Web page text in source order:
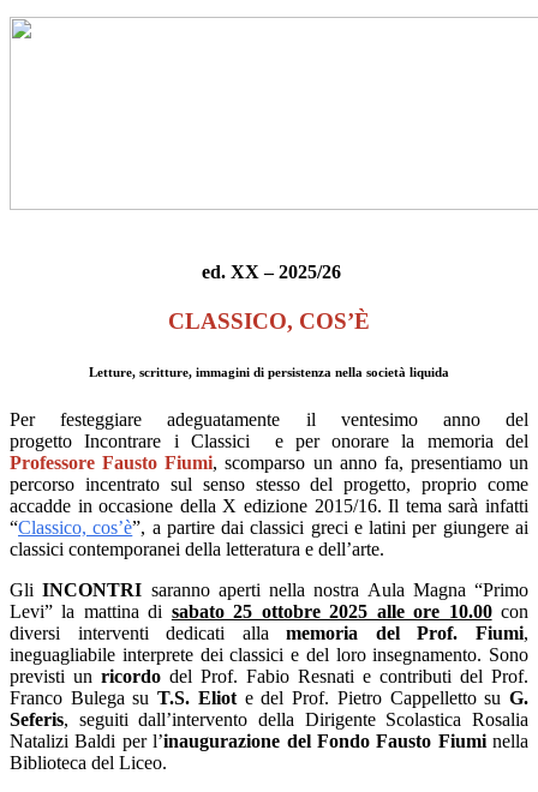
ed. XX – 2025/26
CLASSICO, COS’È
Letture, scritture, immagini di persistenza nella società liquida
Per festeggiare adeguatamente il ventesimo anno del
progettoIncontrare i Classici e per onorare la memoria del
Professore Fausto Fiumi, scomparso un anno fa, presentiamo un
percorso incentrato sul senso stesso del progetto, proprio come
accadde in occasione della X edizione 2015/16. Il tema sarà infatti
“Classico, cos’è”, a partire dai classici greci e latini per giungere ai
classici contemporanei della letteratura e dell’arte.
GliINCONTRI saranno aperti nella nostra Aula Magna “Primo
Levi” la mattina di sabato 25 ottobre 2025 alle ore 10.00con
diversi interventi dedicati allamemoria del Prof. Fiumi,
ineguagliabile interprete dei classici e del loro insegnamento. Sono
previsti un ricordo del Prof. Fabio Resnati e contributi del Prof.
Franco Bulega suT.S. Eliote del Prof. Pietro Cappelletto suG.
Seferis, seguiti dall’intervento della Dirigente Scolastica Rosalia
Natalizi Baldi perl’inaugurazione del Fondo Fausto Fiuminella
Biblioteca del Liceo.